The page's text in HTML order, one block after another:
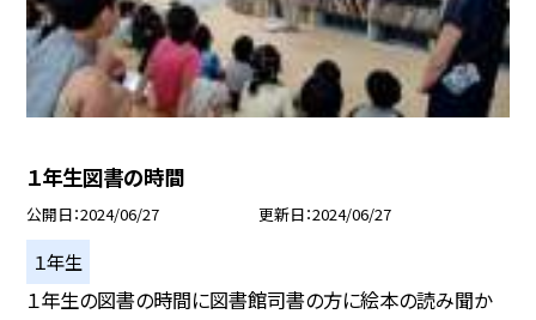
１年生図書の時間
公開日 2024/06/27 更新日 2024/06/27
１年生
１年生の図書の時間に図書館司書の方に絵本の読み聞か